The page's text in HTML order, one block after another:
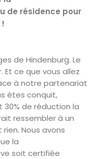
de résidence pour
de Hindenburg. Le
Et ce que vous allez
à notre partenariat
êtes conquit,
de réduction la
ressembler à un
Nous avons
la
soit certifiée